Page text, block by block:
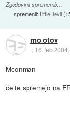
Zgodovina sprememb…
spremenil: LittleDevil(
molotov
:: 16. feb
Moonman
če te spremejo na